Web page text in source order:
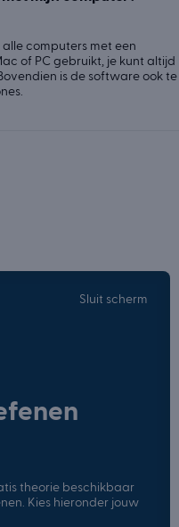
computers met een
of PC gebruikt, je kunt altijd
is de software ook te
Sluit scherm
theorie beschikbaar
Kies hieronder jouw